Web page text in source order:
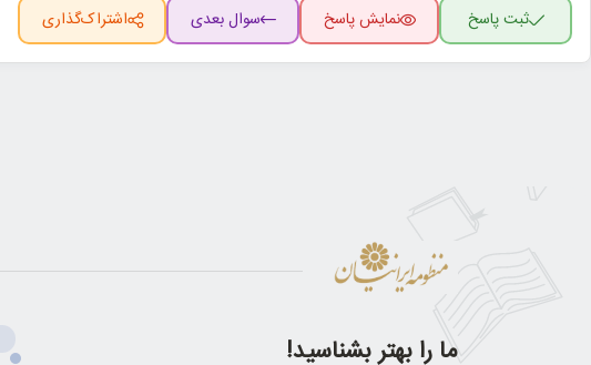
ثبت پاسخ نمایش پاسخ سوال بعدی اشتراک‌گذاری
ما را بهتر بشناسید!